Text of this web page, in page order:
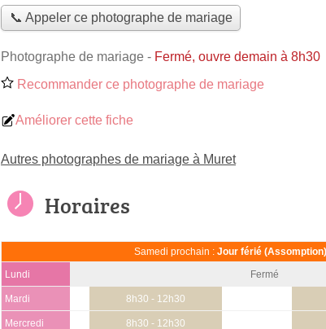
📞 Appeler ce photographe de mariage
Photographe de mariage - Fermé, ouvre demain à 8h30
Recommander ce photographe de mariage
Améliorer cette fiche
Autres photographes de mariage à Muret
Horaires
Samedi prochain : Jour férié (Assomption)
Lundi Fermé
Mardi 8h30 - 12h30
Mercredi 8h30 - 12h30